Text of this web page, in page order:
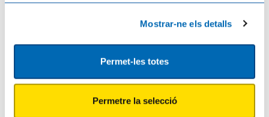
Mostrar-ne els detalls
Permet-les totes
Permetre la selecció
finques sense cost per als propietaris